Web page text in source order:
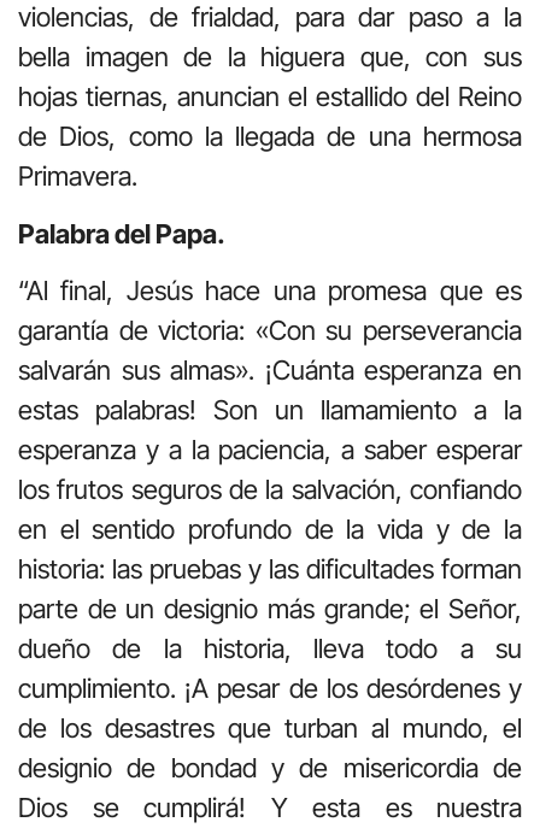
violencias, de frialdad, para dar paso a la
bella imagen de la higuera que, con sus
hojas tiernas, anuncian el estallido del Reino
de Dios, como la llegada de una hermosa
Primavera.
Palabra del Papa.
“Al final, Jesús hace una promesa que es
garantía de victoria: «Con su perseverancia
salvarán sus almas». ¡Cuánta esperanza en
estas palabras! Son un llamamiento a la
esperanza y a la paciencia, a saber esperar
los frutos seguros de la salvación, confiando
en el sentido profundo de la vida y de la
historia: las pruebas y las dificultades forman
parte de un designio más grande; el Señor,
dueño de la historia, lleva todo a su
cumplimiento. ¡A pesar de los desórdenes y
de los desastres que turban al mundo, el
designio de bondad y de misericordia de
Dios se cumplirá! Y esta es nuestra